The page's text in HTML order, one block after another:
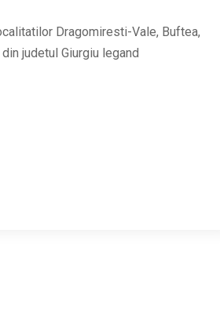
Dragomiresti-Vale, Buftea,
judetul Giurgiu legand